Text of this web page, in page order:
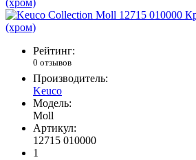
Рейтинг:
0 отзывов
Производитель:
Keuco
Модель:
Moll
Артикул:
12715 010000
1